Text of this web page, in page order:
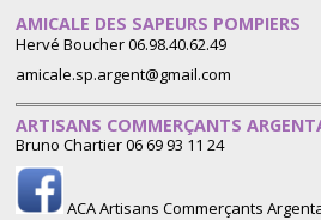
AMICALE DES SAPEURS POMPIERS
Hervé Boucher 06.98.40.62.49
amicale.sp.argent@gmail.com
ARTISANS COMMERÇANTS
Bruno Chartier 06 69 93 11 24
ACA Artisans Commerçants